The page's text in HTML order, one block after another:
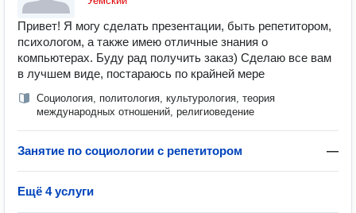
Привет! Я могу сделать презентации, быть репетитором,
психологом, а также имею отличные знания о
компьютерах. Буду рад получить заказ) Сделаю все вам
в лучшем виде, постараюсь по крайней мере
Социология, политология, культурология, теория
международных отношений, религиоведение
Занятие по социологии с репетитором —
Ещё 4 услуги